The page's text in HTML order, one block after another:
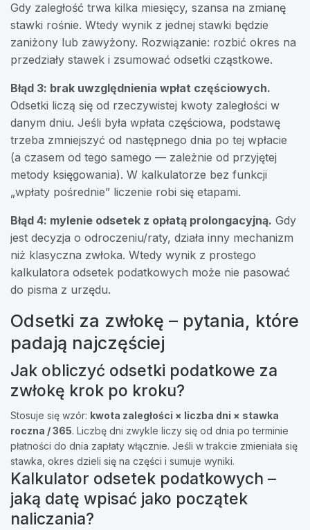
Gdy zaległość trwa kilka miesięcy, szansa na zmianę
stawki rośnie. Wtedy wynik z jednej stawki będzie
zaniżony lub zawyżony. Rozwiązanie: rozbić okres na
przedziały stawek i zsumować odsetki cząstkowe.
Błąd 3: brak uwzględnienia wpłat częściowych.
Odsetki liczą się od rzeczywistej kwoty zaległości w
danym dniu. Jeśli była wpłata częściowa, podstawę
trzeba zmniejszyć od następnego dnia po tej wpłacie
(a czasem od tego samego — zależnie od przyjętej
metody księgowania). W kalkulatorze bez funkcji
„wpłaty pośrednie” liczenie robi się etapami.
Błąd 4: mylenie odsetek z opłatą prolongacyjną. Gdy
jest decyzja o odroczeniu/raty, działa inny mechanizm
niż klasyczna zwłoka. Wtedy wynik z prostego
kalkulatora odsetek podatkowych może nie pasować
do pisma z urzędu.
Odsetki za zwłokę – pytania, które
padają najczęściej
Jak obliczyć odsetki podatkowe za
zwłokę krok po kroku?
Stosuje się wzór: kwota zaległości × liczba dni × stawka
roczna / 365. Liczbę dni zwykle liczy się od dnia po terminie
płatności do dnia zapłaty włącznie. Jeśli w trakcie zmieniała się
stawka, okres dzieli się na części i sumuje wyniki.
Kalkulator odsetek podatkowych –
jaką datę wpisać jako początek
naliczania?